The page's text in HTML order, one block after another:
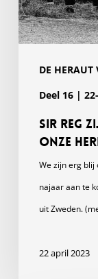
DE HERAUT
Deel 16 |
Sir Reg
onze
We zijn erg blij
najaar aan te
uit Zweden.
22 april 2023